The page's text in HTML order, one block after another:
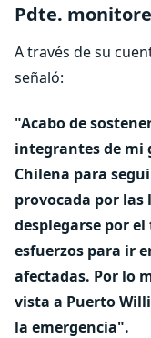
Pdte.
A través de su
señaló:
"Acabo de
integrantes de mi
Chilena para
provocada por
desplegarse por
esfuerzos para ir
afectadas. Por lo
vista a Puerto
la emergencia".